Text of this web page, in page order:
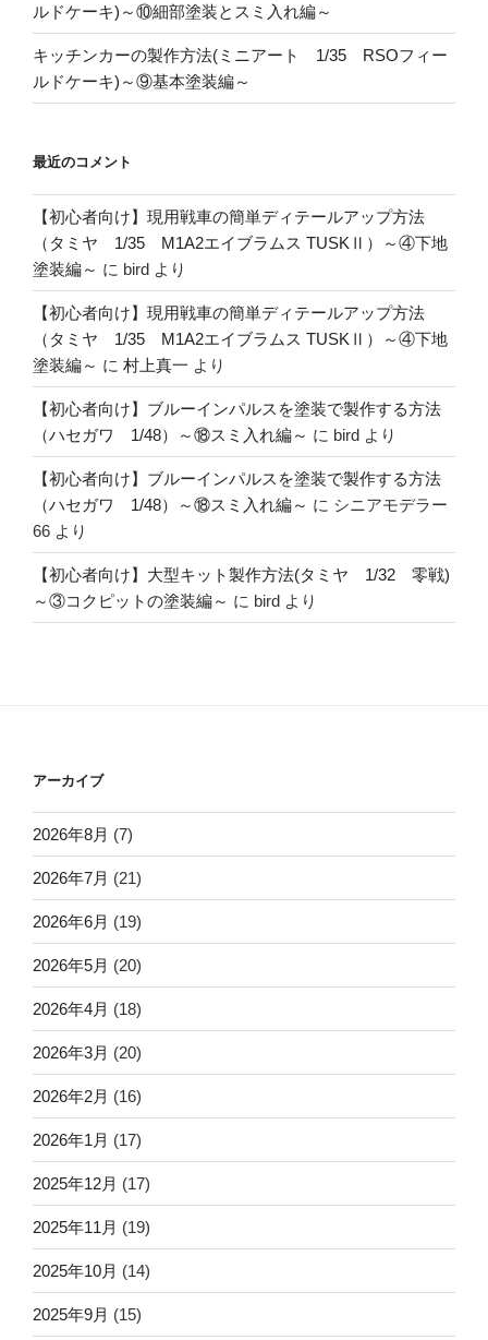
ルドケーキ)～⑩細部塗装とスミ入れ編～
キッチンカーの製作方法(ミニアート 1/35 RSOフィー
ルドケーキ)～⑨基本塗装編～
最近のコメント
【初心者向け】現用戦車の簡単ディテールアップ方法
（タミヤ 1/35 M1A2エイブラムス TUSKⅡ）～④下地
塗装編～ に bird より
【初心者向け】現用戦車の簡単ディテールアップ方法
（タミヤ 1/35 M1A2エイブラムス TUSKⅡ）～④下地
塗装編～ に 村上真一 より
【初心者向け】ブルーインパルスを塗装で製作する方法
（ハセガワ 1/48）～⑱スミ入れ編～ に bird より
【初心者向け】ブルーインパルスを塗装で製作する方法
（ハセガワ 1/48）～⑱スミ入れ編～ に シニアモデラー
66 より
【初心者向け】大型キット製作方法(タミヤ 1/32 零戦)
～③コクピットの塗装編～ に bird より
アーカイブ
2026年8月 (7)
2026年7月 (21)
2026年6月 (19)
2026年5月 (20)
2026年4月 (18)
2026年3月 (20)
2026年2月 (16)
2026年1月 (17)
2025年12月 (17)
2025年11月 (19)
2025年10月 (14)
2025年9月 (15)